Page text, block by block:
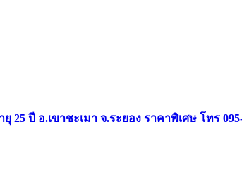
ปี อ.เขาชะเมา จ.ระยอง ราคาพิเศษ โทร 095-